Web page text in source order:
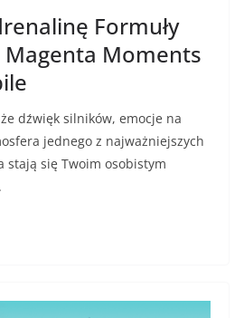
Formuły
Moments
dźwięk silników, emocje na
jednego z najważniejszych
stają się Twoim osobistym